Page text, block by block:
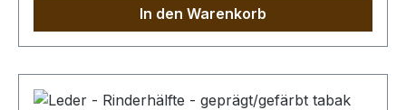
In den Warenkorb